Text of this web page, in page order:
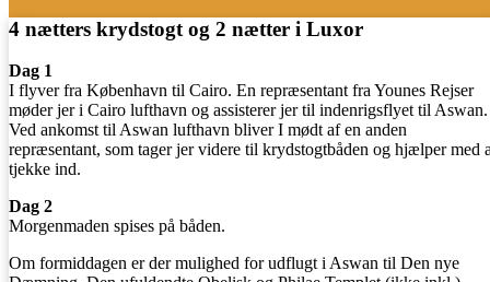
4 nætters krydstogt og 2 nætter i Luxor
Dag 1
I flyver fra København til Cairo. En repræsentant fra Younes Rejser
møder jer i Cairo lufthavn og assisterer jer til indenrigsflyet til Aswan.
Ved ankomst til Aswan lufthavn bliver I mødt af en anden
repræsentant, som tager jer videre til krydstogtbåden og hjælper med
tjekke ind.
Dag 2
Morgenmaden spises på båden.
Om formiddagen er der mulighed for udflugt i Aswan til Den nye